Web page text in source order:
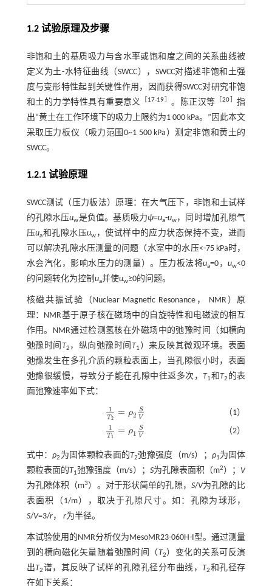
1.2 试验原理及步骤
非饱和土的基质吸力与含水率或饱和度之间的关系曲线被
定义为土-水特征曲线（SWCC），SWCC对描述非饱和土强
度与变形特性起到关键性作用，因而获得SWCC对研究非饱
和土的力学特性具有重要意义
17-19 。陈正汉等 ［20 ］指
出“黄土在工作环境下的吸力上限约为1 000 kPa。”因此本文
采取压力板仪（吸力范围0~1 500 kPa）测定非饱和黄土的
SWCC。
1.2.1 试验原理
SWCC测试（压力板法）原理：在大气压下，非饱和土试样
的孔隙水压uw是负值。基质吸力ψ=ua-uw，同时增加孔隙气
压ua和孔隙水压uw ，使试样中的应力状态保持不变，进而
可以解决孔隙水压测量的问题（水室中的水压<-75 kPa时，
水会汽化，影响水压力的测量）。压力板法将ua=0，uw<0
的问题转化为控制ua并使uw≥0的问题。
核磁共振试验（Nuclear Magnetic Resonance， NMR）原
理：NMR基于原子核在磁场中的自旋特性和电磁波的相互
作用。NMR通过检测氢核在外磁场中的弛豫时间（如横向
弛豫时间 T2 ，纵向弛豫时间 T1 ）来反映其微观环境。表面
弛豫发生在多孔介质的颗粒表面上，当孔隙很小时，表面
弛豫很缓慢，导致分子能在孔隙中往返多次，T1和T2 的表
面弛豫速率如下式：
1
T2
= ρ2
S
V
1T2 =ρ 2SV （1）
1
T1
= ρ1
S
V
1T1 =ρ 1SV （2）
式中：ρ2 为固体颗粒表面的T2弛豫强度（m/s）； ρ1为固体
颗粒表面的T1弛豫强度（m/s）； S为孔隙表面积（m2）； V
为孔隙体积（m3）。对于形状简单的孔隙， S/V为孔隙的比
表面积（1/m），取决于孔隙尺寸。如：孔隙为球形，
S/V=3/r， r为半径。
本试验使用的NMR分析仪为MesoMR23-060H-I型。通过测量
到的横向磁化矢量随着弛豫时间（T2）变化的关系可反演
出T2谱，其反映了试样的孔隙孔径分布曲线，T2和孔径存
在如下关系：